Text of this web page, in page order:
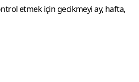
etmek için gecikmeyi ay, hafta,